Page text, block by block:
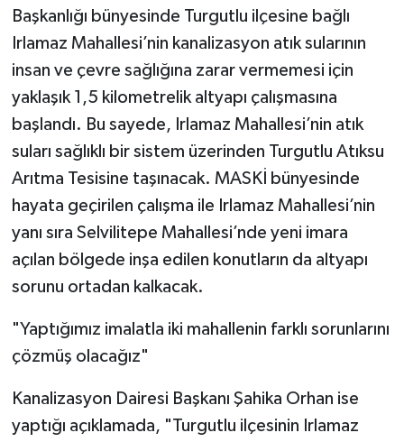
Başkanlığı bünyesinde Turgutlu ilçesine bağlı
Irlamaz Mahallesi’nin kanalizasyon atık sularının
insan ve çevre sağlığına zarar vermemesi için
yaklaşık 1,5 kilometrelik altyapı çalışmasına
başlandı. Bu sayede, Irlamaz Mahallesi’nin atık
suları sağlıklı bir sistem üzerinden Turgutlu Atıksu
Arıtma Tesisine taşınacak. MASKİ bünyesinde
hayata geçirilen çalışma ile Irlamaz Mahallesi’nin
yanı sıra Selvilitepe Mahallesi’nde yeni imara
açılan bölgede inşa edilen konutların da altyapı
sorunu ortadan kalkacak.
"Yaptığımız imalatla iki mahallenin farklı sorunlarını
çözmüş olacağız"
Kanalizasyon Dairesi Başkanı Şahika Orhan ise
yaptığı açıklamada, "Turgutlu ilçesinin Irlamaz